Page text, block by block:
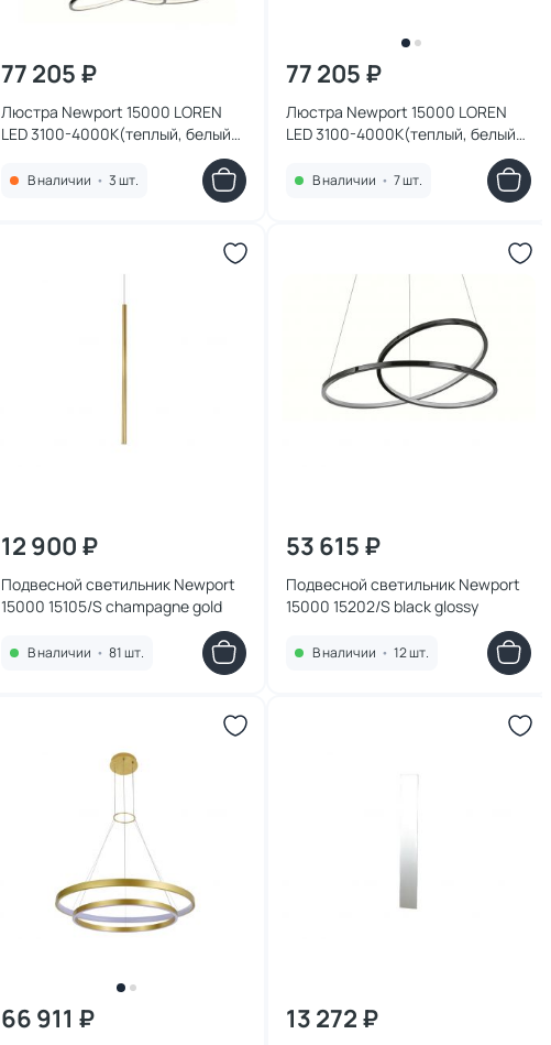
77 205 ₽
Люстра Newport 15000 LOREN
LED 3100-4000К(теплый, белый)
В наличии • 3 шт.
77 205 ₽
Люстра Newport 15000 LOREN
LED 3100-4000К(теплый, белый)
В наличии • 7 шт.
12 900 ₽
Подвесной светильник Newport
15000 15105/S champagne gold
В наличии • 81 шт.
53 615 ₽
Подвесной светильник Newport
15000 15202/S black glossy
В наличии • 12 шт.
66 911 ₽ 13 272 ₽